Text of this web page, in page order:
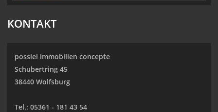
KONTAKT
possiel immobilien concepte
Schubertring 45
38440 Wolfsburg
Tel.: 05361 - 181 43 54